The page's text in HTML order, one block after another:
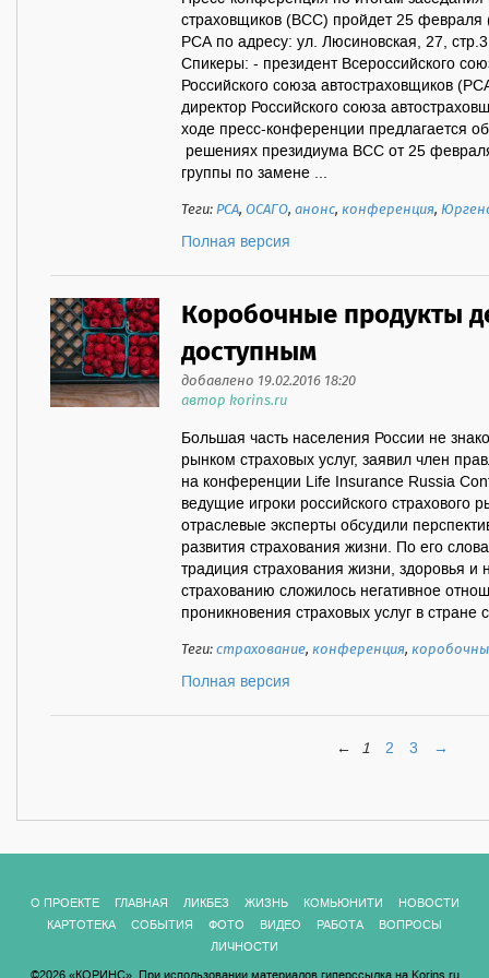
страховщиков (ВСС) пройдет 25 февраля
РСА по адресу: ул. Люсиновская, 27,
Спикеры: - президент Всероссийского
Российского союза автостраховщиков
директор Российского союза
ходе пресс-конференции
решениях президиума ВСС от 25
группы по замене ...
Теги:РСА,ОСАГО,анонс,конференция,
Полная версия
Коробочные продукты
доступным
добавлено 19.02.2016 18:20
автор korins.ru
Большая часть населения России не
рынком страховых услуг, заявил член
на конференции Life Insurance Russia
ведущие игроки российского страхового
отраслевые эксперты обсудили
развития страхования жизни. По его
традиция страхования жизни, здоровья и
страхованию сложилось негативное
проникновения страховых услуг в стране
Теги:страхование,конференция,
Полная версия
← 1 2 3 →
О ПРОЕКТЕ ГЛАВНАЯ ЛИКБЕЗ ЖИЗНЬ КОМЬЮНИТИ
НОВОСТИ
КАРТОТЕКА
СОБЫТИЯ ФОТО ВИДЕО РАБОТА
ВОПРОСЫ
ЛИЧНОСТИ